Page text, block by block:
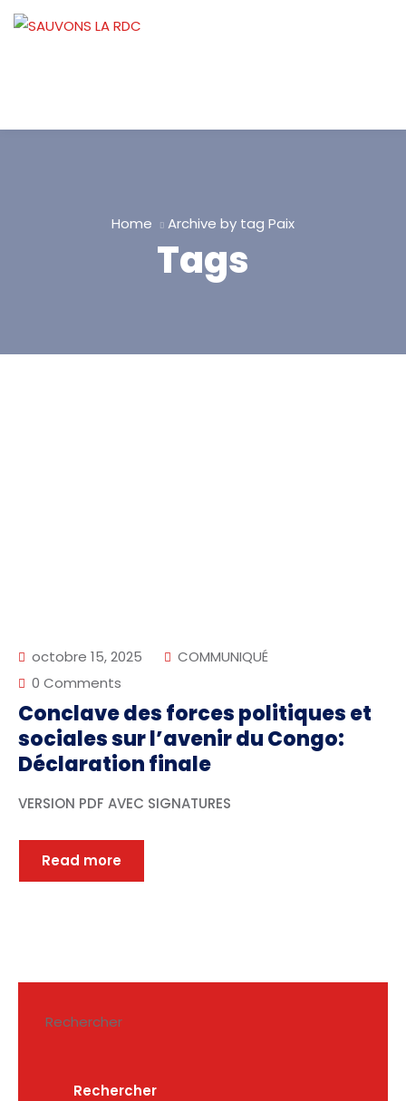
Home Archive by tag Paix
Tags
octobre 15, 2025
COMMUNIQUÉ
0 Comments
Conclave des forces politiques et
sociales sur l’avenir du Congo:
Déclaration finale
VERSION PDF AVEC SIGNATURES
Read more
Rechercher
Rechercher